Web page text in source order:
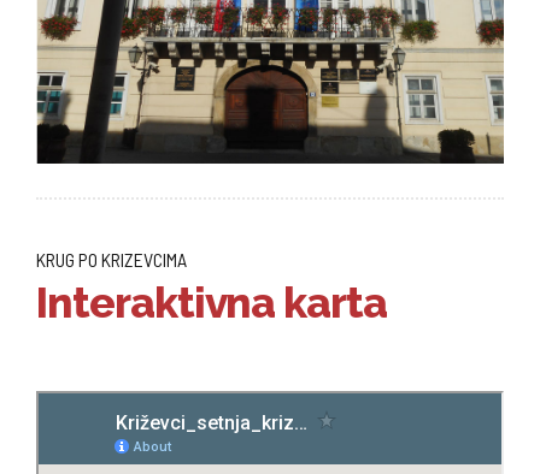
KRUG PO KRIZEVCIMA
Interaktivna karta